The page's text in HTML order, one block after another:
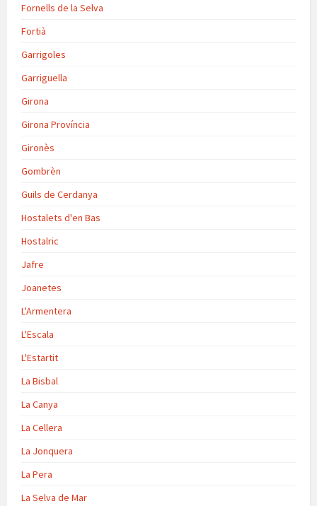
Fornells de la Selva
Fortià
Garrigoles
Garriguella
Girona
Girona Província
Gironès
Gombrèn
Guils de Cerdanya
Hostalets d'en Bas
Hostalric
Jafre
Joanetes
L'Armentera
L'Escala
L'Estartit
La Bisbal
La Canya
La Cellera
La Jonquera
La Pera
La Selva de Mar